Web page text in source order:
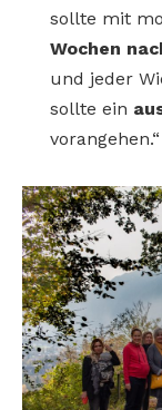
sollte mit
Wochen
und jeder
sollte ein
vorangehen.“